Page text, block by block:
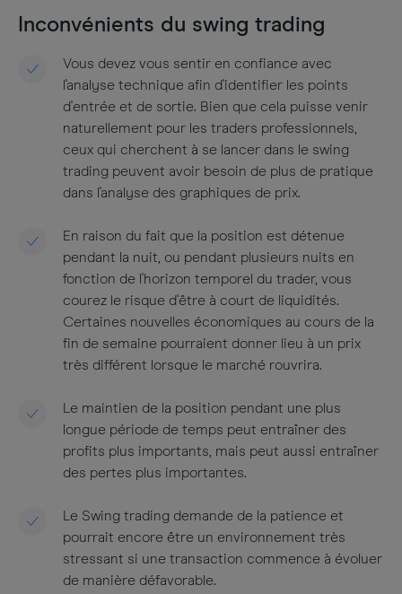
Inconvénients du swing trading
Vous devez vous sentir en confiance avec
l'analyse technique afin d'identifier les points
d'entrée et de sortie. Bien que cela puisse venir
naturellement pour les traders professionnels,
ceux qui cherchent à se lancer dans le swing
trading peuvent avoir besoin de plus de pratique
dans l'analyse des graphiques de prix.
En raison du fait que la position est détenue
pendant la nuit, ou pendant plusieurs nuits en
fonction de l'horizon temporel du trader, vous
courez le risque d'être à court de liquidités.
Certaines nouvelles économiques au cours de la
fin de semaine pourraient donner lieu à un prix
très différent lorsque le marché rouvrira.
Le maintien de la position pendant une plus
longue période de temps peut entraîner des
profits plus importants, mais peut aussi entraîner
des pertes plus importantes.
Le Swing trading demande de la patience et
pourrait encore être un environnement très
stressant si une transaction commence à évoluer
de manière défavorable.